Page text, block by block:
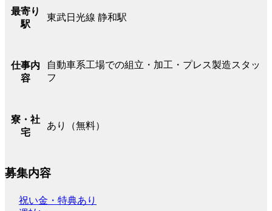
最寄り
駅
東武日光線 静和駅
仕事内
容
自動車系工場での組立・加工・プレス製造スタッ
フ
寮・社
宅
あり（無料）
募集内容
祝い金・特典あり